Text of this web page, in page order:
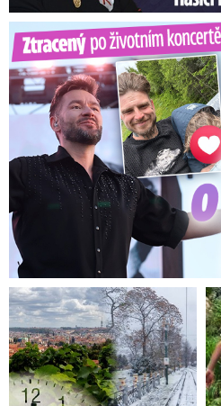
Ztracený po životním koncertě: